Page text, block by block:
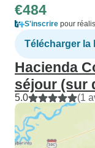
€484
S'inscrire pour
Télécharger la
Hacienda
séjour (sur
5.0 (1